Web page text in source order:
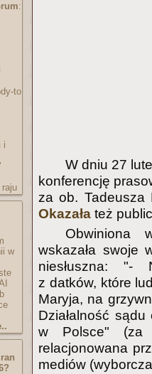
:
to
i
raju
w
W dniu 27
konferencję
za ob. Tadeusza
Okazała też
Obwiniona
wskazała swoje
niesłuszna: "-
z datków, które
Maryja, na
Działalność sądu
w Polsce" (za
relacjonowana
mediów